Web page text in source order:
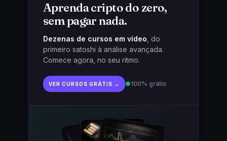
Aprenda cripto do zero,
sem pagar nada.
Dezenas de cursos em vídeo , do
primeiro satoshi à análise avançada.
Comece agora, no seu ritmo.
VER CURSOS GRÁTIS → ●100% grátis